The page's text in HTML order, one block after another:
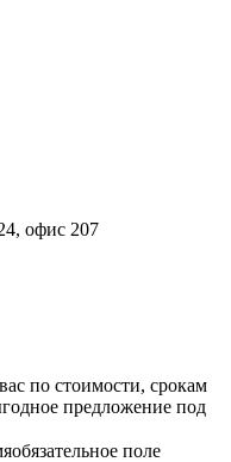
офис 207
по стоимости, срокам
предложение под
обязательное поле